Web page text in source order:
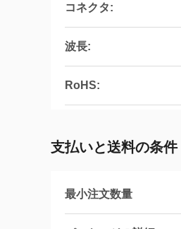
コネクタ:
波長:
RoHS:
支払いと送料の条件
最小注文数量